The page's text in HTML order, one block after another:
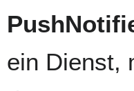
ein Dienst,